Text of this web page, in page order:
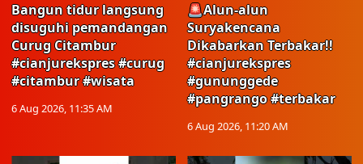
Bangun tidur langsung
disuguhi pemandangan
Curug Citambur
#cianjurekspres #curug
#citambur #wisata
6 Aug 2026, 11:35 AM
🚨Alun-alun
Suryakencana
Dikabarkan Terbakar!!
#cianjurekspres
#gununggede
#pangrango #terbakar
6 Aug 2026, 11:20 AM